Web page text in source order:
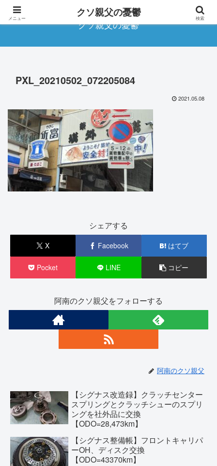
クソ親父の憂鬱
PXL_20210502_072205084
2021.05.08
シェアする
X Facebook はてブ
Pocket LINE コピー
阿南のクソ親父をフォローする
阿南のクソ親父
【シグナス改造録】クラッチセンター
スプリングとクラッチシューのスプリ
ングを社外品に交換
【ODO=28,473km】
【シグナス整備帳】フロントキャリパ
ーOH、ディスク交換
【ODO=43370km】
メニュー クソ親父の憂鬱 検索